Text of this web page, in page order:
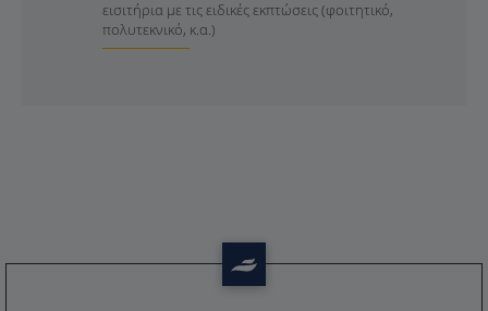
εισιτήρια με τις ειδικές εκπτώσεις (φοιτητικό,
πολυτεκνικό, κ.α.)